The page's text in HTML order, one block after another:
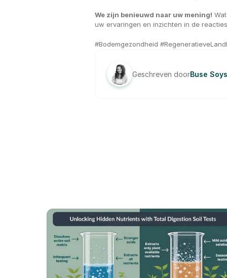
We zijn benieuwd naar uw mening!
uw ervaringen en inzichten in de
#Bodemgezondheid
Geschreven doorBuse